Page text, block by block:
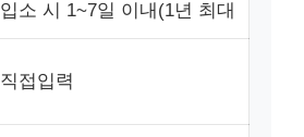
입소 시 1~7일 이내(1년 최대
직접입력